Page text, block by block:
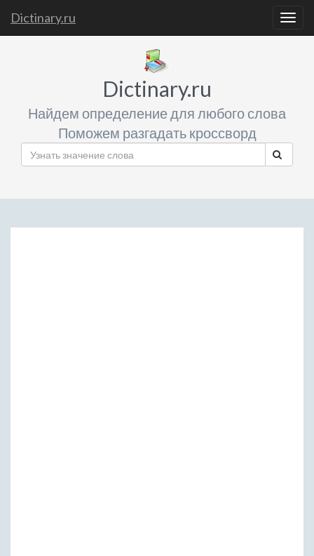
Dictinary.ru
Dictinary.ru
Найдем определение для любого слова
Поможем разгадать кроссворд